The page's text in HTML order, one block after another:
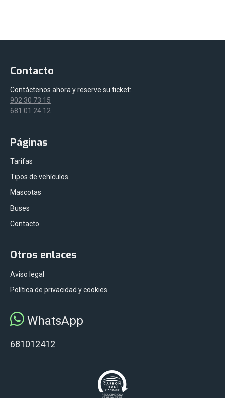
Contacto
Contáctenos ahora y reserve su ticket:
902 30 73 15
681 01 24 12
Páginas
Tarifas
Tipos de vehículos
Mascotas
Buses
Contacto
Otros enlaces
Aviso legal
Política de privacidad y cookies
WhatsApp
681012412